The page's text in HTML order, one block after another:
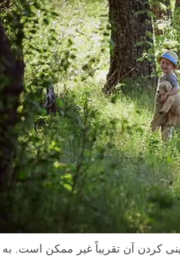
کردن آن تقریباً غیر ممکن است. به